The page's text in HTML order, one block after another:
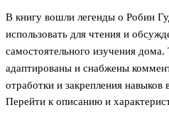
В книгу вошли легенды о Робин
использовать для чтения и
самостоятельного изучения дома.
адаптированы и снабжены
отработки и закрепления навыков
грамматикой.
Перейти к описанию и